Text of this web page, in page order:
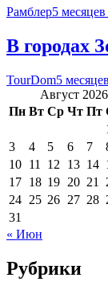
Рамблер5 месяцев
В городах
TourDom5
Август 2026
Пн Вт Ср Чт Пт
3
4 5 6 7
10 11 12 13 14
17 18 19 20 21
24 25 26 27 28
31
« Июн
Рубрики